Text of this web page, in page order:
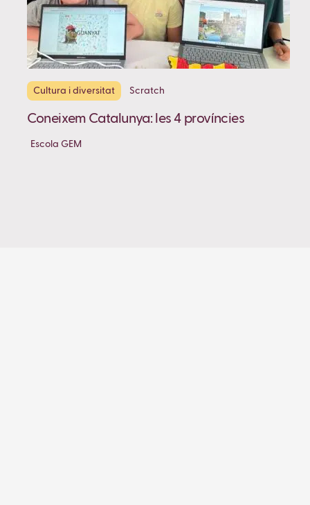
Cultura i diversitat Scratch
Coneixem Catalunya: les 4 províncies
Escola GEM